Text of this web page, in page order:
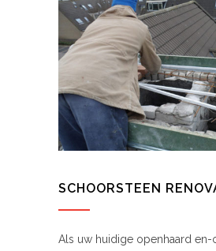
SCHOORSTEEN
Als uw huidige openhaard en-